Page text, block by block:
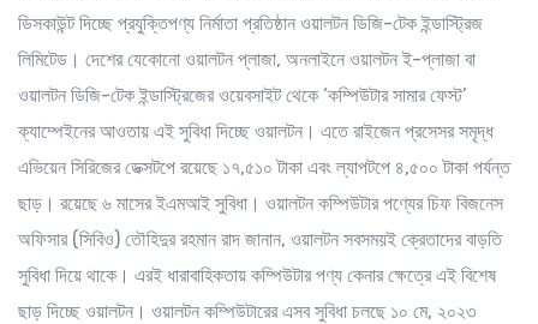
ডিসকাউন্ট দিচ্ছে প্রযুক্তিপণ্য নির্মাতা প্রতিষ্ঠান ওয়ালটন ডিজি-টেক ইন্ডাস্ট্রিজ
লিমিটেড। দেশের যেকোনো ওয়ালটন প্লাজা, অনলাইনে ওয়ালটন ই-প্লাজা বা
ওয়ালটন ডিজি-টেক ইন্ডাস্ট্রিজের ওয়েবসাইট থেকে ‘কম্পিউটার সামার ফেস্ট’
ক্যাম্পেইনের আওতায় এই সুবিধা দিচ্ছে ওয়ালটন। এতে রাইজেন প্রসেসর সমৃদ্ধ
এভিয়েন সিরিজের ডেক্সটপে রয়েছে ১৭,৫১০ টাকা এবং ল্যাপটপে ৪,৫০০ টাকা পর্যন্ত
ছাড়। রয়েছে ৬ মাসের ইএমআই সুবিধা। ওয়ালটন কম্পিউটার পণ্যের চিফ বিজনেস
অফিসার (সিবিও) তৌহিদুর রহমান রাদ জানান, ওয়ালটন সবসময়ই ক্রেতাদের বাড়তি
সুবিধা দিয়ে থাকে। এরই ধারাবাহিকতায় কম্পিউটার পণ্য কেনার ক্ষেত্রে এই বিশেষ
ছাড় দিচ্ছে ওয়ালটন। ওয়ালটন কম্পিউটারের এসব সুবিধা চলছে ১০ মে, ২০২৩